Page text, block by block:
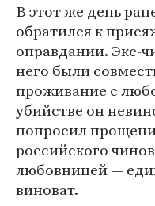
В этот же день
обратился к
оправдании. Экс-
него были
проживание с
убийстве он
попросил
российского
любовницей —
виноват.